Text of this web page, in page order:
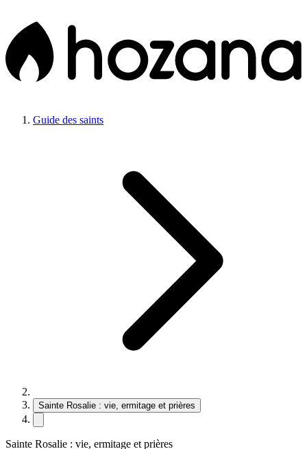
Guide des saints
Sainte Rosalie : vie, ermitage et prières
Sainte Rosalie : vie, ermitage et prières